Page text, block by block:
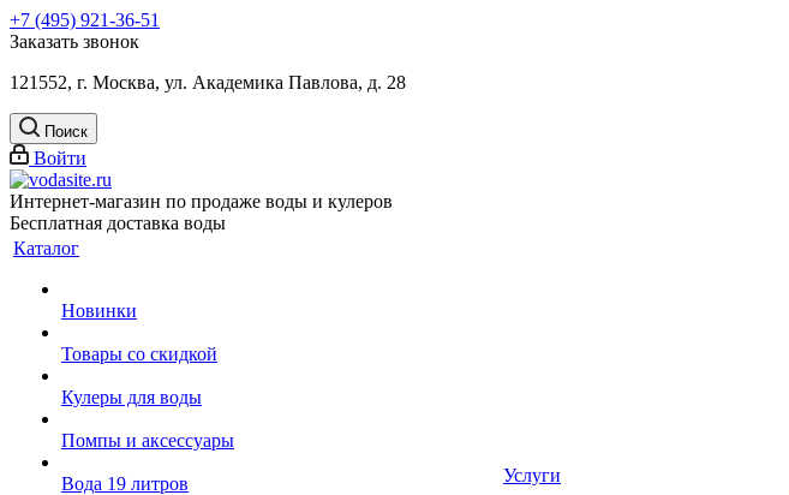
+7 (495) 921-36-51
Заказать звонок
121552, г. Москва, ул. Академика Павлова, д. 28
Поиск
Войти
Интернет-магазин по продаже воды и кулеров
Бесплатная доставка воды
Каталог
Новинки
Товары со скидкой
Кулеры для воды
Помпы и аксессуары
Вода 19 литров
Услуги